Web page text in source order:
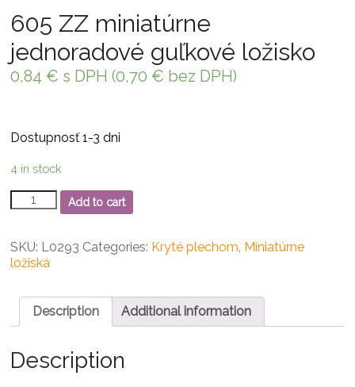
605 ZZ miniatúrne
jednoradové guľkové ložisko
0,84 € s DPH (0,70 € bez DPH)
Dostupnosť 1-3 dni
4 in stock
ZZ
jednoradové
guľkové
Add to cart
SKU: L0293 Categories: Kryté plechom Miniatúrne
ložiská
Description Additional information
Description